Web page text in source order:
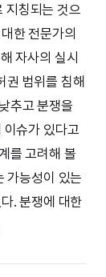
지칭되는 것으
한 전문가의
자사의 실시
권 범위를 침해
추고 분쟁을
이슈가 있다고
를 고려해 볼
가능성이 있는
. 분쟁에 대한